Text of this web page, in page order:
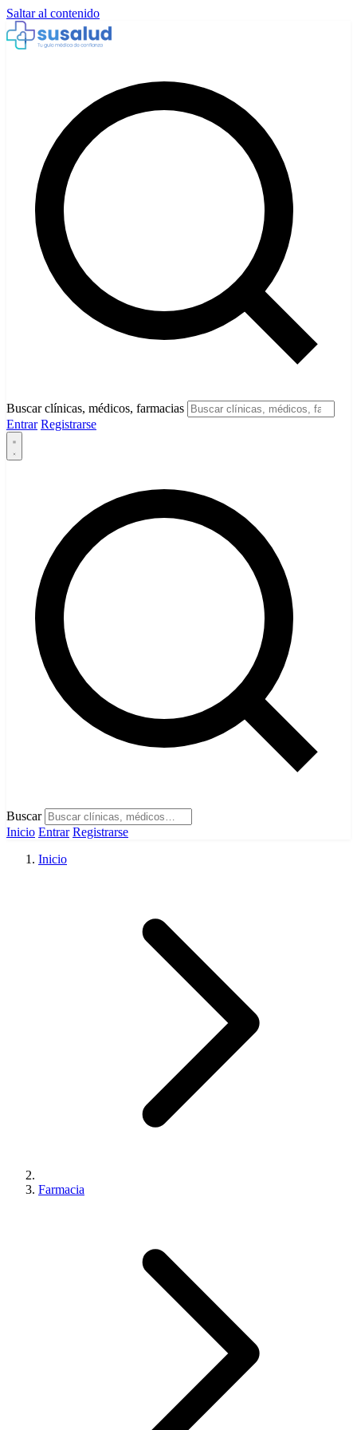
Saltar al contenido
Buscar clínicas, médicos, farmacias
Entrar Registrarse
Buscar
Inicio Entrar Registrarse
Inicio
Farmacia